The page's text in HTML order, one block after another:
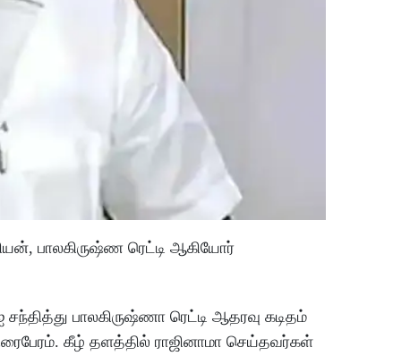
பாலகிருஷ்ண ரெட்டி ஆகியோர்
பாலகிருஷ்ணா ரெட்டி ஆதரவு கடிதம்
கீழ் த‌ளத்தில் ராஜினாமா செய்தவர்கள்